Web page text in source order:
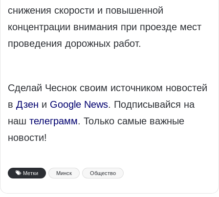
снижения скорости и повышенной
концентрации внимания при проезде мест
проведения дорожных работ.
Сделай Чеснок своим источником новостей
в Дзен и Google News. Подписывайся на
наш телеграмм. Только самые важные
новости!
Метки Минск Общество